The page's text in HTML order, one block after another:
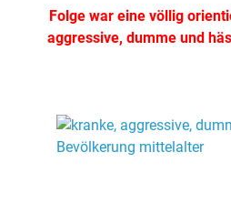
Folge war eine völlig
aggressive, dumme und